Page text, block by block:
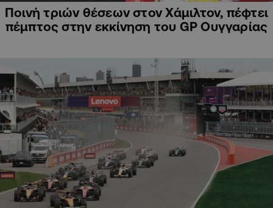
Ποινή τριών θέσεων στον Χάμιλτον, πέφτει
πέμπτος στην εκκίνηση του GP Ουγγαρίας